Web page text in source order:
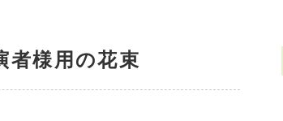
者様用の花束